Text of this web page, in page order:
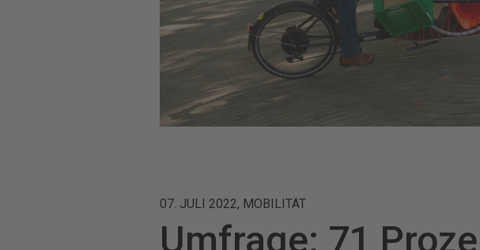
07. JULI 2022, MOBILITÄT
Umfrage: 71